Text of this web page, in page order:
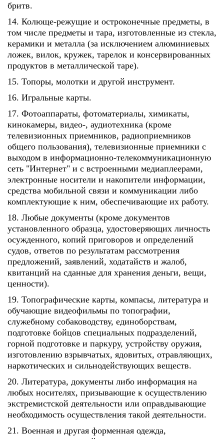
бритв.
14. Колюще-режущие и остроконечные предметы, в
том числе предметы и тара, изготовленные из стекла,
керамики и металла (за исключением алюминиевых
ложек, вилок, кружек, тарелок и консервированных
продуктов в металлической таре).
15. Топоры, молотки и другой инструмент.
16. Игральные карты.
17. Фотоаппараты, фотоматериалы, химикаты,
кинокамеры, видео-, аудиотехника (кроме
телевизионных приемников, радиоприемников
общего пользования), телевизионные приемники с
выходом в информационно-телекоммуникационную
сеть "Интернет" и с встроенными медиаплеерами,
электронные носители и накопители информации,
средства мобильной связи и коммуникации либо
комплектующие к ним, обеспечивающие их работу.
18. Любые документы (кроме документов
установленного образца, удостоверяющих личность
осужденного, копий приговоров и определений
судов, ответов по результатам рассмотрения
предложений, заявлений, ходатайств и жалоб,
квитанций на сданные для хранения деньги, вещи,
ценности).
19. Топографические карты, компасы, литература и
обучающие видеофильмы по топографии,
служебному собаководству, единоборствам,
подготовке бойцов специальных подразделений,
горной подготовке и паркуру, устройству оружия,
изготовлению взрывчатых, ядовитых, отравляющих,
наркотических и сильнодействующих веществ.
20. Литература, документы либо информация на
любых носителях, призывающие к осуществлению
экстремистской деятельности или оправдывающие
необходимость осуществления такой деятельности.
21. Военная и другая форменная одежда,